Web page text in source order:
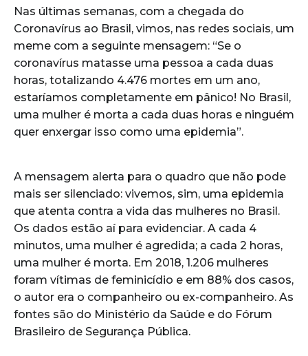
Nas últimas semanas, com a chegada do
Coronavírus ao Brasil, vimos, nas redes sociais, um
meme com a seguinte mensagem: “Se o
coronavírus matasse uma pessoa a cada duas
horas, totalizando 4.476 mortes em um ano,
estaríamos completamente em pânico! No Brasil,
uma mulher é morta a cada duas horas e ninguém
quer enxergar isso como uma epidemia”.
A mensagem alerta para o quadro que não pode
mais ser silenciado: vivemos, sim, uma epidemia
que atenta contra a vida das mulheres no Brasil.
Os dados estão aí para evidenciar. A cada 4
minutos, uma mulher é agredida; a cada 2 horas,
uma mulher é morta. Em 2018, 1.206 mulheres
foram vítimas de feminicídio e em 88% dos casos,
o autor era o companheiro ou ex-companheiro. As
fontes são do Ministério da Saúde e do Fórum
Brasileiro de Segurança Pública.